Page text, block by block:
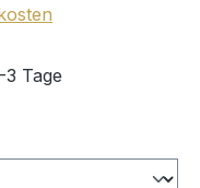
Tage